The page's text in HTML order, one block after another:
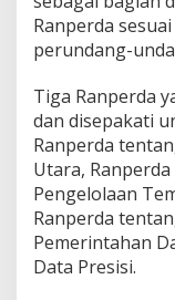
Ranperda
perundang-
Tiga Ranperda
dan disepakati
Ranperda
Utara,
Pengelolaan
Ranperda
Pemerintahan
Data Presisi.